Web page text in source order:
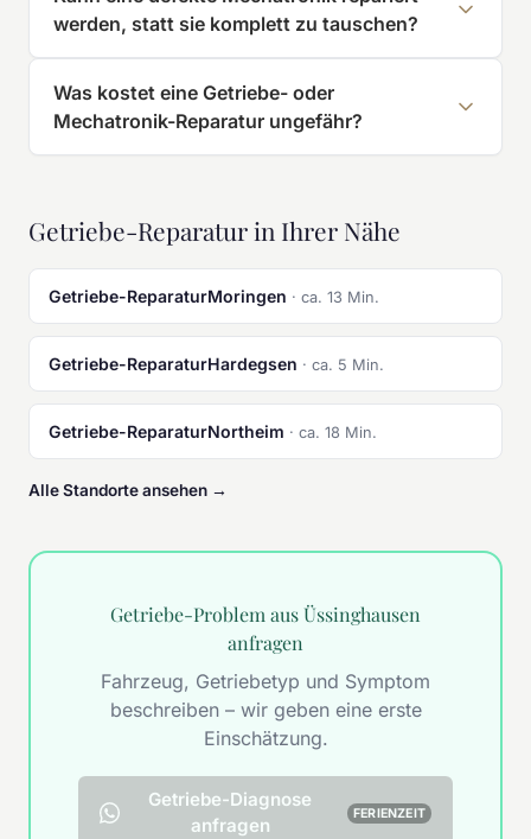
werden, statt sie komplett zu tauschen?
Was kostet eine Getriebe- oder
Mechatronik-Reparatur ungefähr?
Getriebe-Reparatur in Ihrer Nähe
Getriebe-ReparaturMoringen · ca. 13 Min.
Getriebe-ReparaturHardegsen · ca. 5 Min.
Getriebe-ReparaturNortheim · ca. 18 Min.
Alle Standorte ansehen →
Getriebe-Problem aus Üssinghausen
anfragen
Fahrzeug, Getriebetyp und Symptom
beschreiben – wir geben eine erste
Einschätzung.
Getriebe-Diagnose
anfragen
FERIENZEIT